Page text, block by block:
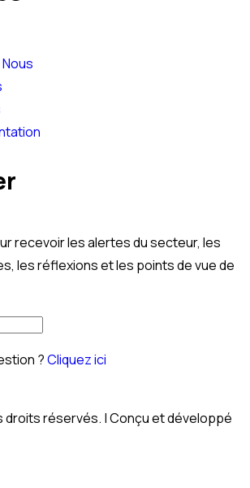
recevoir les alertes du secteur, les
les réflexions et les points de vue de
?Cliquez ici
droits réservés. | Conçu et développé